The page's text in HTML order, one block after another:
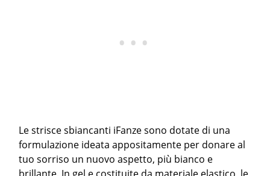
Le strisce sbiancanti iFanze sono dotate di una
formulazione ideata appositamente per donare al
tuo sorriso un nuovo aspetto, più bianco e